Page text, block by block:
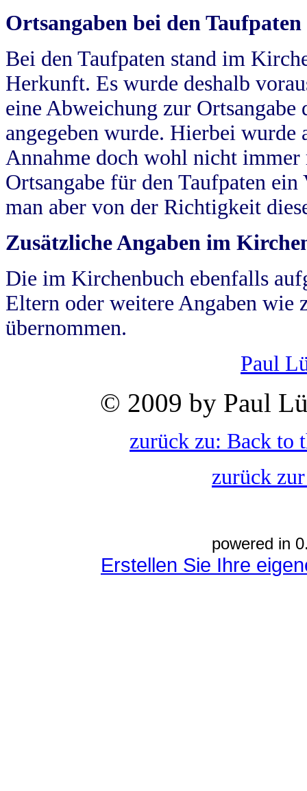
Ortsangaben bei den Taufpaten
Bei den Taufpaten stand im
Herkunft. Es wurde deshalb
eine Abweichung zur
angegeben wurde. Hierbei wurde
Annahme doch wohl nicht
Ortsangabe für den Taufpaten
man aber von der Richtigkeit
Zusätzliche Angaben im
Die im Kirchenbuch ebenfalls
Eltern oder weitere Angaben wie
übernommen.
Paul
© 2009 by Paul
zurück zu: Back to
zurück
powered in
Erstellen Sie Ihre